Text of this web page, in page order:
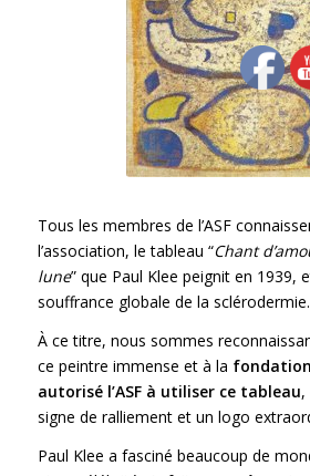
nouvelle lune
Tous les membres de l’ASF
l’association, le tableau “Chant
lune” que Paul Klee peignit en 1939,
souffrance globale de la sclérodermie.
À ce titre, nous sommes
ce peintre immense et à la fondation
autorisé l’ASF à utiliser ce tableau,
signe de ralliement et un logo
Paul Klee a fasciné beaucoup de